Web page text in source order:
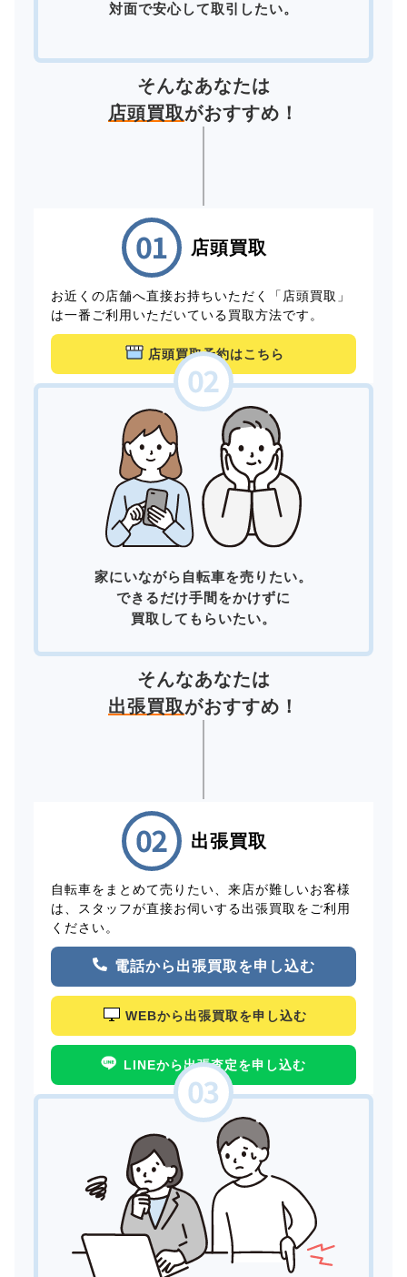
対面で安心して取引したい。
そんなあなたは
店頭買取がおすすめ！
店頭買取
お近くの店舗へ直接お持ちいただく「店頭買取」
は一番ご利用いただいている買取方法です。
店頭買取予約はこちら
家にいながら自転車を売りたい。
できるだけ手間をかけずに
買取してもらいたい。
そんなあなたは
出張買取がおすすめ！
出張買取
自転車をまとめて売りたい、来店が難しいお客様
は、スタッフが直接お伺いする出張買取をご利用
ください。
電話から出張買取を申し込む
WEBから出張買取を申し込む
LINEから出張査定を申し込む